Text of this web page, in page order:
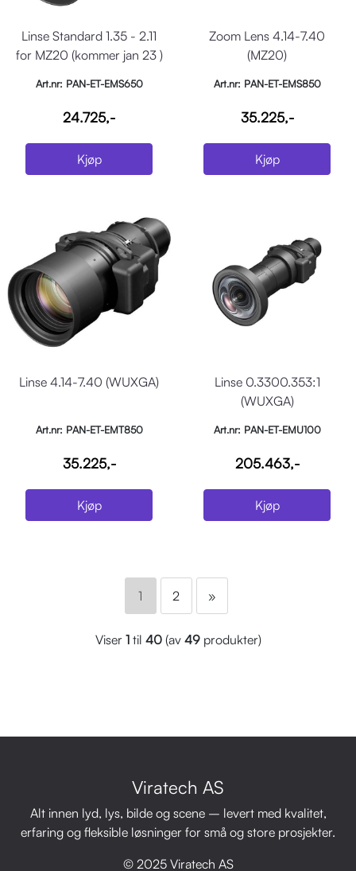
Linse Standard 1.35 - 2.11
for MZ20 (kommer jan 23 )
Art.nr: PAN-ET-EMS650
24.725,-
Kjøp
Zoom Lens 4.14-7.40
(MZ20)
Art.nr: PAN-ET-EMS850
35.225,-
Kjøp
Linse 4.14-7.40 (WUXGA)
Art.nr: PAN-ET-EMT850
35.225,-
Kjøp
Linse 0.3300.353:1
(WUXGA)
Art.nr: PAN-ET-EMU100
205.463,-
Kjøp
1 2 »
Viser 1til 40(av 49produkter)
Viratech AS
Alt innen lyd, lys, bilde og scene – levert med kvalitet,
erfaring og fleksible løsninger for små og store prosjekter.
© 2025 Viratech AS